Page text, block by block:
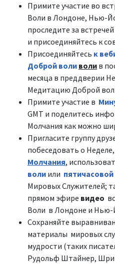
Примите участие во
Воли в Лондоне, Нью-
проследите за
и присоединяйтесь к
Присоединяйтесь к
Доброй воли воли в
месяца в преддверии
Медитацию Доброй
Примите участие в
GMT и поделитесь
Молчания как можно
Пригласите группу
побеседовать о
Молчания,
воли или
Мировых Служителей;
прямом эфире видео
Воли в Лондоне и Нью-
Сохраняйте
материалы мировых
мудрости (таких
Рудольф Штайнер, Шри